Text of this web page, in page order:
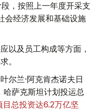
，按照上一年度开采支
会经济发展和基础设施
以及员工构成等方面，
。
尔兰·阿克肯杰诺夫日
萨克斯坦计划投运总
目总投资达6.2万亿坚